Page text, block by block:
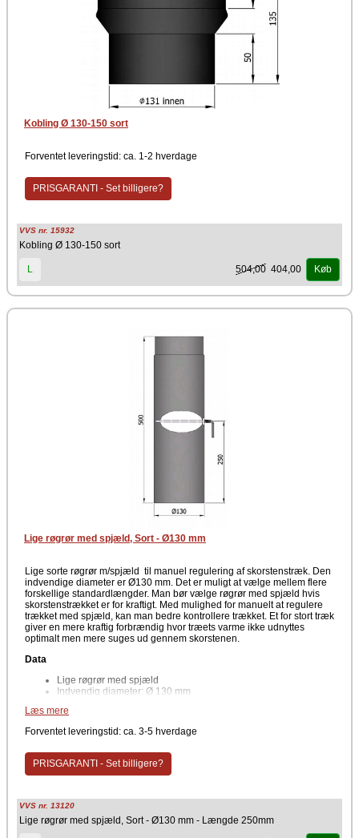
Kobling Ø 130-150 sort
Forventet leveringstid: ca. 1-2 hverdage
PRISGARANTI - Set billigere?
VVS nr. 15932
Kobling Ø 130-150 sort
L 504,00 404,00 Køb
Lige røgrør med spjæld, Sort - Ø130 mm
Lige sorte røgrør m/spjæld til manuel regulering af skorstenstræk. Den
indvendige diameter er Ø130 mm. Det er muligt at vælge mellem flere
forskellige standardlængder. Man bør vælge røgrør med spjæld hvis
skorstenstrækket er for kraftigt. Med mulighed for manuelt at regulere
trækket med spjæld, kan man bedre kontrollere trækket. Et for stort træk
giver en mere kraftig forbrændig hvor træets varme ikke udnyttes
optimalt men mere suges ud gennem skorstenen.
Data
Lige røgrør med spjæld
Indvendig diameter: Ø 130 mm
Producent
Læs mere
Forventet leveringstid: ca. 3-5 hverdage
PRISGARANTI - Set billigere?
VVS nr. 13120
Lige røgrør med spjæld, Sort - Ø130 mm - Længde 250mm